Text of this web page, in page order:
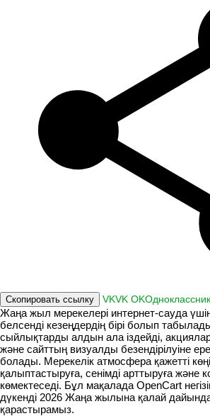
Скопировать ссылку VKVK OK
Жаңа жыл мерекелері интернет-сауда
белсенді кезеңдердің бірі болып
сыйлықтарды алдын ала іздейді,
және сайттың визуалды безендірілуіне
болады. Мерекелік атмосфера қажетті
қалыптастыруға, сенімді арттыруға және
көмектеседі. Бұл мақалада OpenCart
дүкенді 2026 Жаңа жылына қалай
қарастырамыз.